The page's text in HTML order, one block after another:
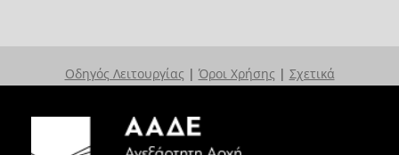
Οδηγός Λειτουργίας | Όροι Χρήσης | Σχετικά